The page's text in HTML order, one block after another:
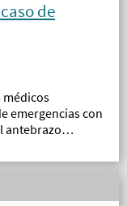
de
médicos
emergencias con
antebrazo